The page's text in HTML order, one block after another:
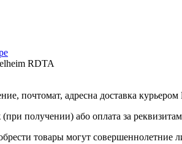
RDTA
почтомат, адресна доставка
получении) або оплата за
товары могут совершеннолетние